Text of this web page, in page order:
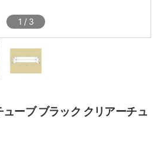
1 / 3
ーブ ブラック クリアーチュ